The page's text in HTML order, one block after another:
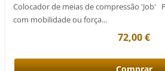
Colocador de meias de compressão 'Job'
com mobilidade ou força...
72,00 €